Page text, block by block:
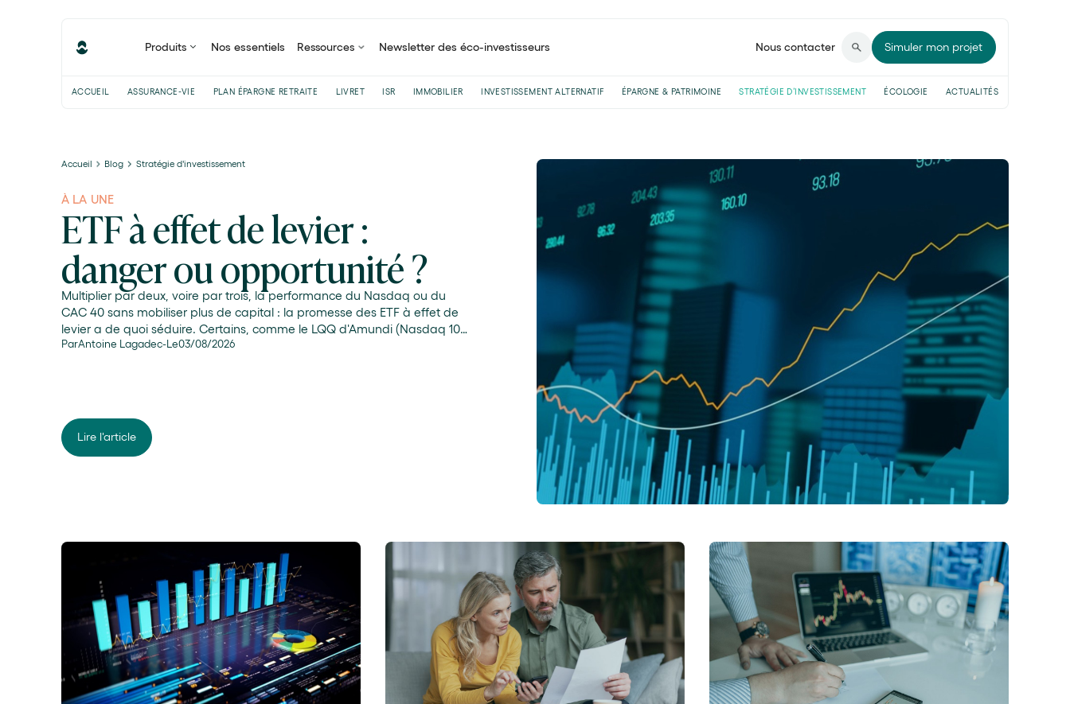
Produits Nos essentiels Ressources Newsletter des éco-investisseurs Nous contacter Simuler mon projet
ACCUEIL ASSURANCE-VIE PLAN ÉPARGNE RETRAITE LIVRET ISR IMMOBILIER INVESTISSEMENT ALTERNATIF ÉPARGNE & PATRIMOINE STRATÉGIE D’INVESTISSEMENT ÉCOLOGIE ACTUALITÉS
Accueil Blog Stratégie d'investissement
À LA UNE
ETF à effet de levier :
danger ou opportunité ?
Multiplier par deux, voire par trois, la performance du Nasdaq ou du
CAC 40 sans mobiliser plus de capital : la promesse des ETF à effet de
levier a de quoi séduire. Certains, comme le LQQ d'Amundi (Nasdaq 100
x2), affichent des performances spectaculaires sur les phases
piège pour l'épargnant mal informé ? Pour trancher, il faut d'abord
comprendre comment ces produits fonctionnent réellement.
ParAntoine Lagadec-Le03/08/2026
Lire l'article